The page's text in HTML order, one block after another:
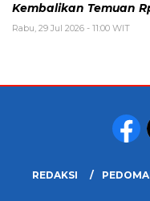
Kembalikan Temuan
Rabu, 29 Jul 2026 - 11:00 WIT
REDAKSI